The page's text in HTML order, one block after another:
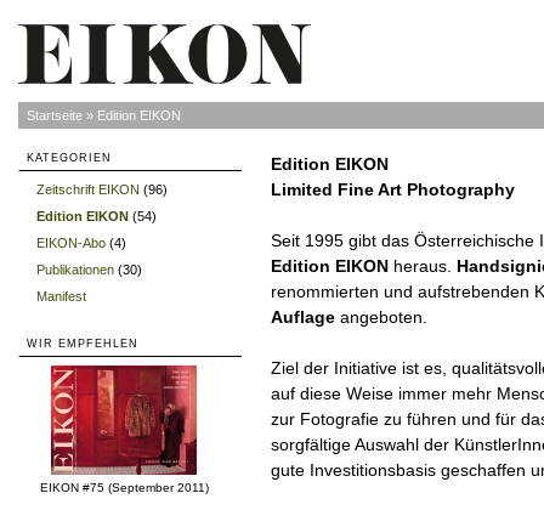
Startseite » Edition EIKON
KATEGORIEN
Zeitschrift EIKON (96)
Edition EIKON (54)
EIKON-Abo (4)
Publikationen (30)
Manifest
WIR EMPFEHLEN
EIKON #75 (September 2011)
Edition EIKON
Limited Fine Art Photography
Seit 1995 gibt das
Edition EIKON heraus.
renommierten und aufstrebenden
Auflage angeboten.
Ziel der Initiative ist es,
auf diese Weise immer mehr
zur Fotografie zu führen und für
sorgfältige Auswahl der
gute Investitionsbasis geschaffen